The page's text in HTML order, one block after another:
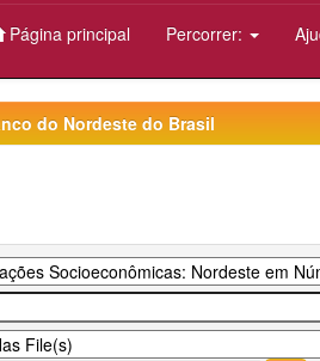
Página principal Percorrer:
do Nordeste do Brasil